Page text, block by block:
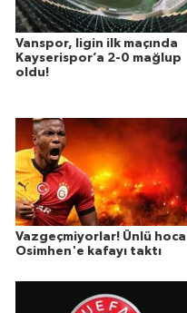
Vanspor, ligin ilk maçında
Kayserispor’a 2-0 mağlup
oldu!
Vazgeçmiyorlar! Ünlü hoca
Osimhen'e kafayı taktı